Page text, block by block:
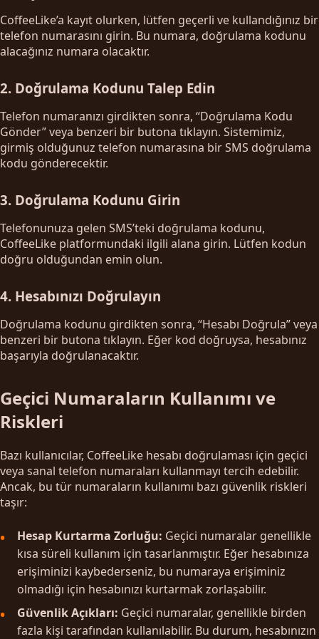
CoffeeLike’a kayıt olurken, lütfen geçerli ve kullandığınız bir
telefon numarasını girin. Bu numara, doğrulama kodunu
alacağınız numara olacaktır.
2. Doğrulama Kodunu Talep Edin
Telefon numaranızı girdikten sonra, “Doğrulama Kodu
Gönder” veya benzeri bir butona tıklayın. Sistemimiz,
girmiş olduğunuz telefon numarasına bir SMS doğrulama
kodu gönderecektir.
3. Doğrulama Kodunu Girin
Telefonunuza gelen SMS’teki doğrulama kodunu,
CoffeeLike platformundaki ilgili alana girin. Lütfen kodun
doğru olduğundan emin olun.
4. Hesabınızı Doğrulayın
Doğrulama kodunu girdikten sonra, “Hesabı Doğrula” veya
benzeri bir butona tıklayın. Eğer kod doğruysa, hesabınız
başarıyla doğrulanacaktır.
Geçici Numaraların Kullanımı ve
Riskleri
Bazı kullanıcılar, CoffeeLike hesabı doğrulaması için geçici
veya sanal telefon numaraları kullanmayı tercih edebilir.
Ancak, bu tür numaraların kullanımı bazı güvenlik riskleri
taşır:
Hesap Kurtarma Zorluğu: Geçici numaralar genellikle
kısa süreli kullanım için tasarlanmıştır. Eğer hesabınıza
erişiminizi kaybederseniz, bu numaraya erişiminiz
olmadığı için hesabınızı kurtarmak zorlaşabilir.
Güvenlik Açıkları: Geçici numaralar, genellikle birden
fazla kişi tarafından kullanılabilir. Bu durum, hesabınızın